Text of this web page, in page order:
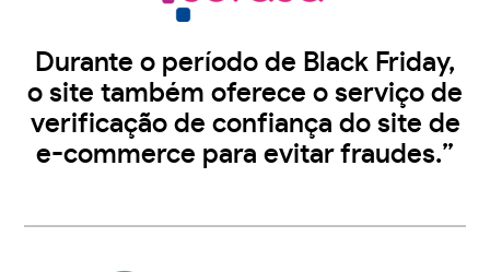
Durante o período de Black Friday,
o site também oferece o serviço de
verificação de confiança do site de
e-commerce para evitar fraudes.”